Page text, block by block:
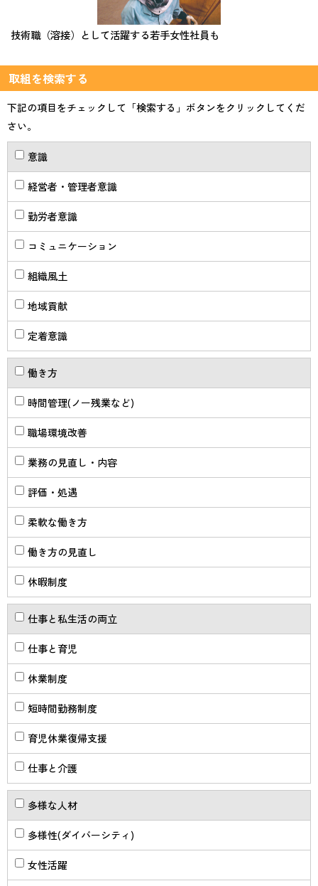
技術職（溶接）として活躍する若手女性社員も
取組を検索する
下記の項目をチェックして「検索する」ボタンをクリックしてくだ
さい。
意識
経営者・管理者意識
勤労者意識
コミュニケーション
組織風土
地域貢献
定着意識
働き方
時間管理(ノー残業など)
職場環境改善
業務の見直し・内容
評価・処遇
柔軟な働き方
働き方の見直し
休暇制度
仕事と私生活の両立
仕事と育児
休業制度
短時間勤務制度
育児休業復帰支援
仕事と介護
多様な人材
多様性(ダイバーシティ)
女性活躍